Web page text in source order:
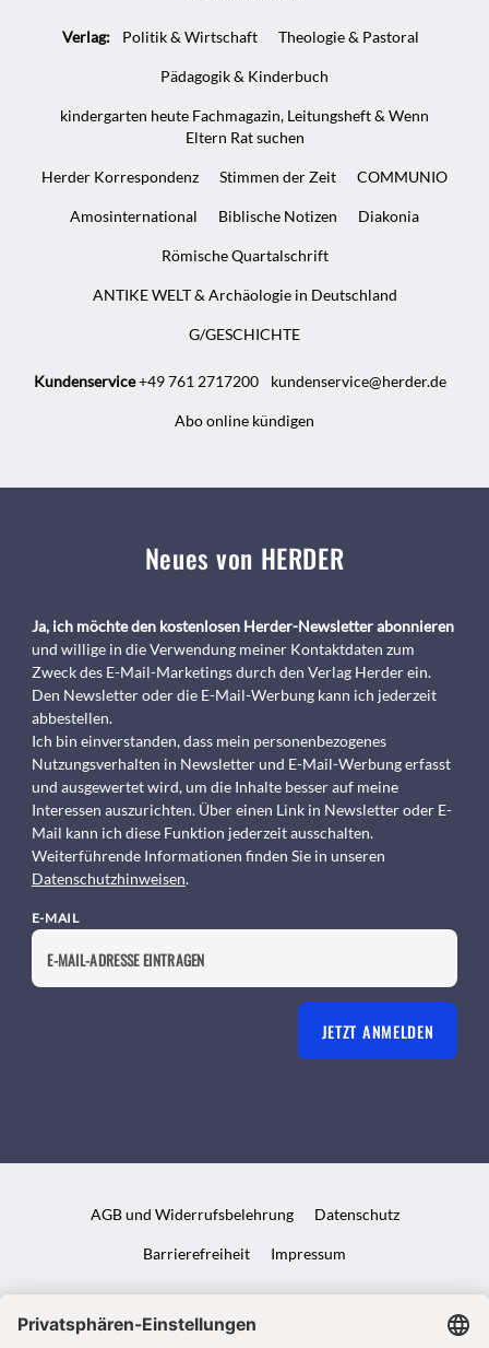
Verlag: Politik & Wirtschaft Theologie & Pastoral
Pädagogik & Kinderbuch
kindergarten heute Fachmagazin, Leitungsheft & Wenn
Eltern Rat suchen
Herder Korrespondenz Stimmen der Zeit COMMUNIO
Amosinternational Biblische Notizen Diakonia
Römische Quartalschrift
ANTIKE WELT & Archäologie in Deutschland
G/GESCHICHTE
Kundenservice+49 761 2717200 kundenservice@herder.de
Abo online kündigen
Neues von HERDER
Ja, ich möchte den kostenlosen Herder-Newsletter abonnieren
und willige in die Verwendung meiner Kontaktdaten zum
Zweck des E-Mail-Marketings durch den Verlag Herder ein.
Den Newsletter oder die E-Mail-Werbung kann ich jederzeit
abbestellen.
Ich bin einverstanden, dass mein personenbezogenes
Nutzungsverhalten in Newsletter und E-Mail-Werbung erfasst
und ausgewertet wird, um die Inhalte besser auf meine
Interessen auszurichten. Über einen Link in Newsletter oder E-
Mail kann ich diese Funktion jederzeit ausschalten.
Weiterführende Informationen finden Sie in unseren
Datenschutzhinweisen.
E-MAIL
JETZT ANMELDEN
AGB und Widerrufsbelehrung Datenschutz
Barrierefreiheit Impressum
VERTRAG WIDERRUFEN